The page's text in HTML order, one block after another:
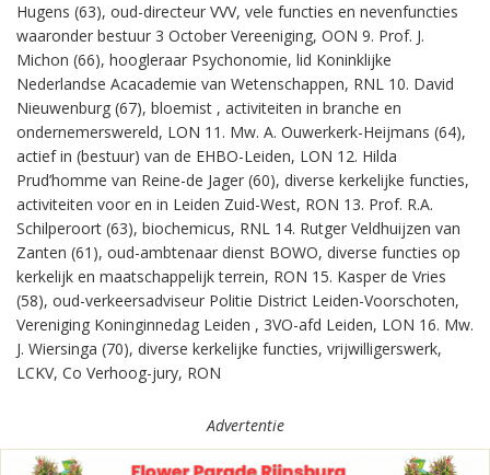
Hugens (63), oud-directeur VVV, vele functies en nevenfuncties
waaronder bestuur 3 October Vereeniging, OON 9. Prof. J.
Michon (66), hoogleraar Psychonomie, lid Koninklijke
Nederlandse Acacademie van Wetenschappen, RNL 10. David
Nieuwenburg (67), bloemist , activiteiten in branche en
ondernemerswereld, LON 11. Mw. A. Ouwerkerk-Heijmans (64),
actief in (bestuur) van de EHBO-Leiden, LON 12. Hilda
Prud’homme van Reine-de Jager (60), diverse kerkelijke functies,
activiteiten voor en in Leiden Zuid-West, RON 13. Prof. R.A.
Schilperoort (63), biochemicus, RNL 14. Rutger Veldhuijzen van
Zanten (61), oud-ambtenaar dienst BOWO, diverse functies op
kerkelijk en maatschappelijk terrein, RON 15. Kasper de Vries
(58), oud-verkeersadviseur Politie District Leiden-Voorschoten,
Vereniging Koninginnedag Leiden , 3VO-afd Leiden, LON 16. Mw.
J. Wiersinga (70), diverse kerkelijke functies, vrijwilligerswerk,
LCKV, Co Verhoog-jury, RON
Advertentie